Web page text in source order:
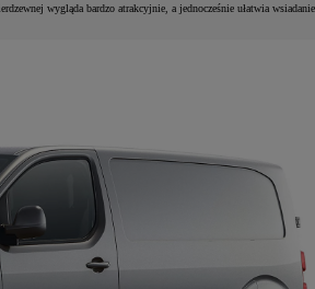
wygląda bardzo atrakcyjnie, a jednocześnie ułatwia wsiadanie